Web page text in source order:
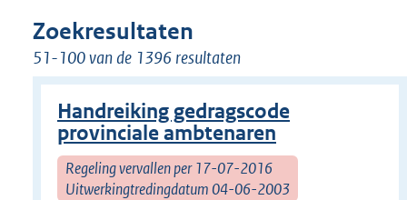
Zoekresultaten
51-100 van de 1396 resultaten
Handreiking gedragscode
provinciale ambtenaren
Regeling vervallen per 17-07-2016
Uitwerkingtredingdatum 04-06-2003